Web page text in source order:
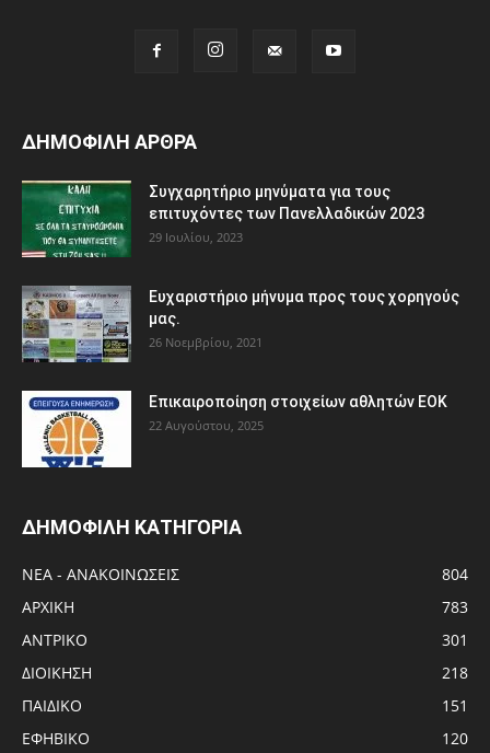
ΔΗΜΟΦΙΛΗ ΑΡΘΡΑ
Συγχαρητήριο μηνύματα για τους
επιτυχόντες των Πανελλαδικών 2023
29 Ιουλίου, 2023
Ευχαριστήριο μήνυμα προς τους χορηγούς
μας.
26 Νοεμβρίου, 2021
Eπικαιροποίηση στοιχείων αθλητών ΕΟΚ
22 Αυγούστου, 2025
ΔΗΜΟΦΙΛΗ ΚΑΤΗΓΟΡΙΑ
ΝΕΑ - ΑΝΑΚΟΙΝΩΣΕΙΣ
804
ΑΡΧΙΚΗ
783
ΑΝTΡΙΚΟ
301
ΔΙΟΙΚΗΣΗ
218
ΠΑΙΔΙΚΟ
151
ΕΦΗΒΙΚΟ
120